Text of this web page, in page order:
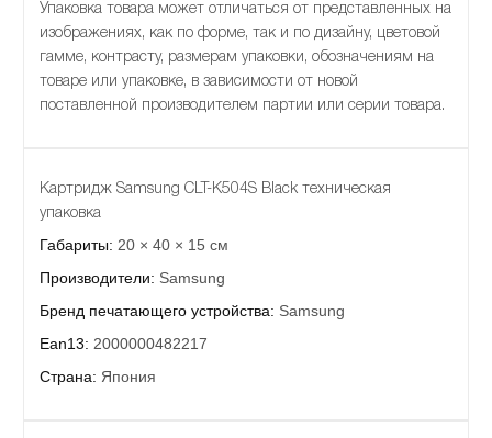
Упаковка товара может отличаться от представленных на
изображениях, как по форме, так и по дизайну, цветовой
гамме, контрасту, размерам упаковки, обозначениям на
товаре или упаковке, в зависимости от новой
поставленной производителем партии или серии товара.
Картридж Samsung CLT-K504S Black техническая
упаковка
Габариты: 20 × 40 × 15 см
Производители: Samsung
Бренд печатающего устройства: Samsung
Ean13: 2000000482217
Страна: Япония